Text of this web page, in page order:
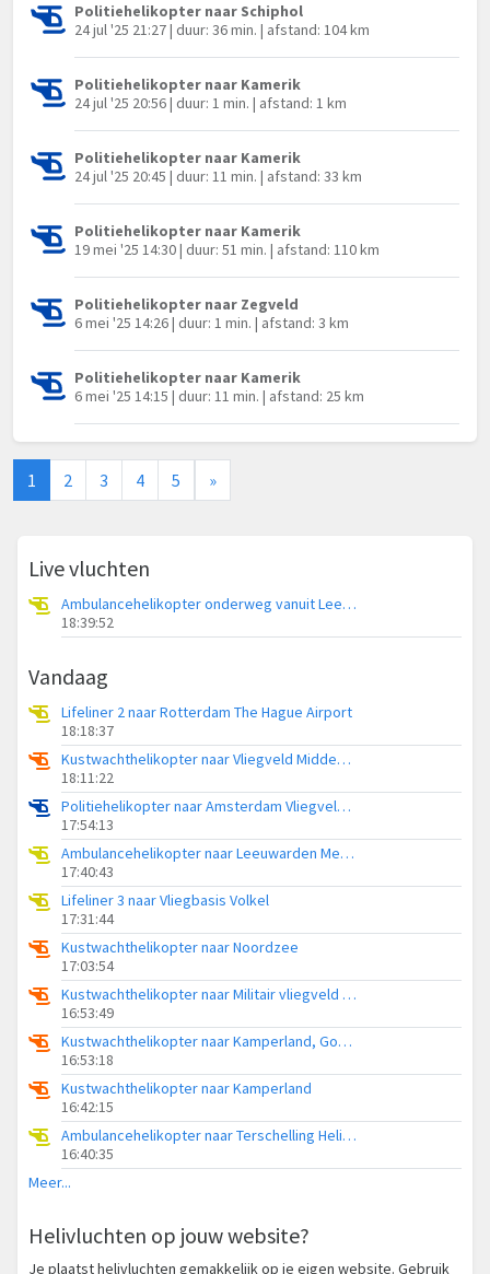
Politiehelikopter naar Schiphol
24 jul '25 21:27 | duur: 36 min. | afstand: 104 km
Politiehelikopter naar Kamerik
24 jul '25 20:56 | duur: 1 min. | afstand: 1 km
Politiehelikopter naar Kamerik
24 jul '25 20:45 | duur: 11 min. | afstand: 33 km
Politiehelikopter naar Kamerik
19 mei '25 14:30 | duur: 51 min. | afstand: 110 km
Politiehelikopter naar Zegveld
6 mei '25 14:26 | duur: 1 min. | afstand: 3 km
Politiehelikopter naar Kamerik
6 mei '25 14:15 | duur: 11 min. | afstand: 25 km
1 2 3 4 5 »
Live vluchten
Ambulancehelikopter onderweg vanuit Leeuwarden Medical Center Heliport
18:39:52
Vandaag
Lifeliner 2 naar Rotterdam The Hague Airport
18:18:37
Kustwachthelikopter naar Vliegveld Midden-Zeeland
18:11:22
Politiehelikopter naar Amsterdam Vliegveld Schiphol
17:54:13
Ambulancehelikopter naar Leeuwarden Medical Center Heliport
17:40:43
Lifeliner 3 naar Vliegbasis Volkel
17:31:44
Kustwachthelikopter naar Noordzee
17:03:54
Kustwachthelikopter naar Militair vliegveld De Kooy / Den Helder Airport
16:53:49
Kustwachthelikopter naar Kamperland, Goudplaatweg
16:53:18
Kustwachthelikopter naar Kamperland
16:42:15
Ambulancehelikopter naar Terschelling Heliport
16:40:35
Meer...
Helivluchten op jouw website?
Je plaatst helivluchten gemakkelijk op je eigen website. Gebruik